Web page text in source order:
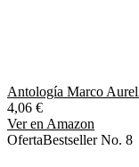
Antología Marco
4,06 €
Ver en Amazon
OfertaBestseller No. 8